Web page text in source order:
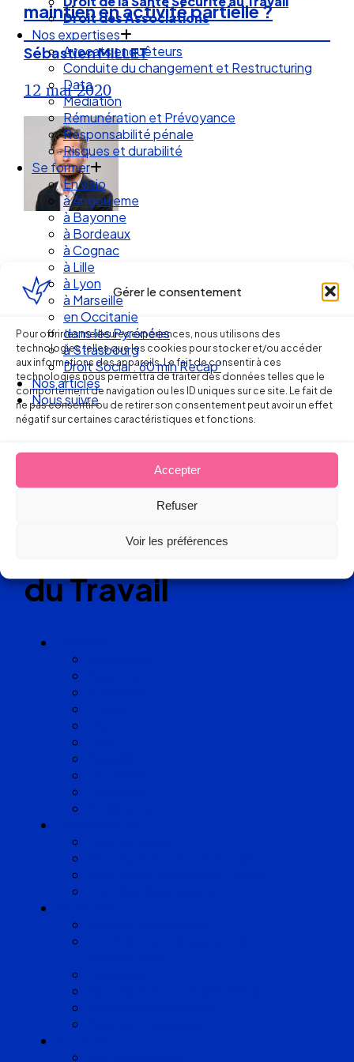
Gérer le consentement
Pour offrir les meilleures expériences, nous utilisons des
technologies telles que les cookies pour stocker et/ou accéder
aux informations des appareils. Le fait de consentir à ces
technologies nous permettra de traiter des données telles que le
comportement de navigation ou les ID uniques sur ce site. Le fait de
ne pas consentir ou de retirer son consentement peut avoir un effet
négatif sur certaines caractéristiques et fonctions.
Accepter
Refuser
Voir les préférences
Droit des Associations
Nos expertises
Avocats enquêteurs
Conduite du changement et Restructuring
Data
Médiation
Rémunération et Prévoyance
Responsabilité pénale
Risques et durabilité
Se former
En visio
à Angouleme
à Bayonne
à Bordeaux
à Cognac
à Lille
à Lyon
à Marseille
en Occitanie
dans les Pyrénées
à Strasbourg
Droit Social : 60 min Recap’
Nos articles
Nous suivre
maintien en activité partielle ?
Sébastien MILLET
12 mai 2020
Ellipse Avocats
Réseau
de cabinets
d’avocats
en Droit
du Travail